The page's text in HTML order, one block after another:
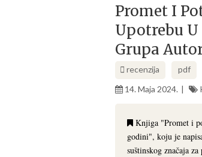
Promet I
Upotrebu U
Grupa
recenzija
pdf
14. Maja 2024.
Knjiga "Promet i
godini", koju je
suštinskog značaja